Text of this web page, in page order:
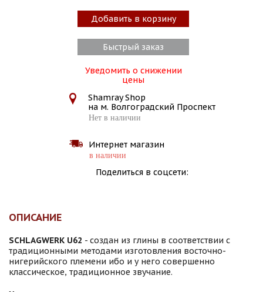
Добавить в корзину
Быстрый заказ
Уведомить о снижении
цены
Shamray Shop
на м. Волгоградский Проспект
Нет в наличии
Интернет магазин
в наличии
Поделиться в соцсети:
ОПИСАНИЕ
SCHLAGWERK U62 - создан из глины в соответствии с
традиционными методами изготовления восточно-
нигерийского племени ибо и у него совершенно
классическое, традиционное звучание.